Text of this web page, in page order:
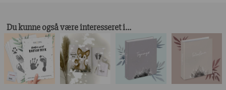
Du kunne også være interesseret i…